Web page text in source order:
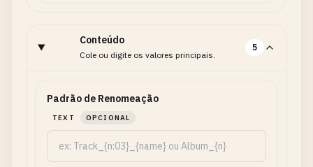
Conteúdo
Cole ou digite os valores principais.
5
Padrão de Renomeação
TEXT OPCIONAL